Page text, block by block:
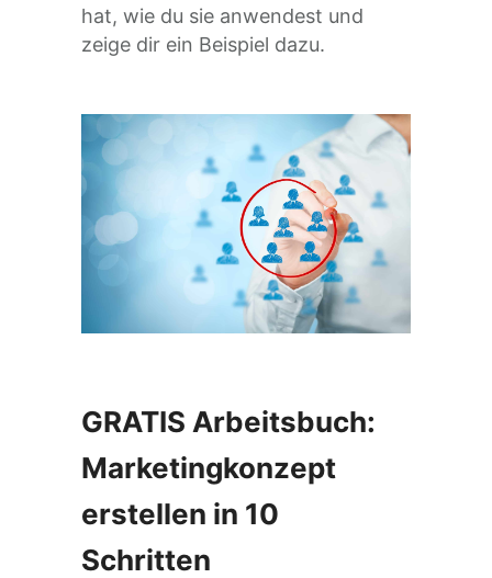
hat, wie du sie anwendest und
zeige dir ein Beispiel dazu.
GRATIS Arbeitsbuch:
Marketingkonzept
erstellen in 10
Schritten